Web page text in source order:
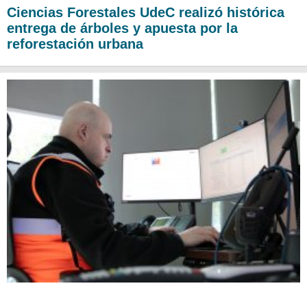
Ciencias Forestales UdeC realizó histórica
entrega de árboles y apuesta por la
reforestación urbana